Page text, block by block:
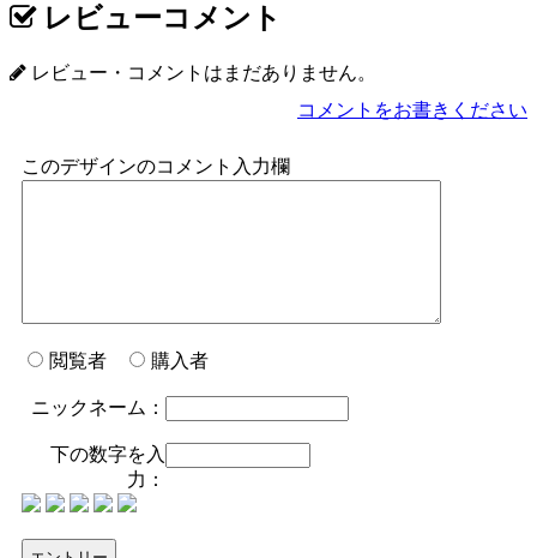
レビューコメント
レビュー・コメントはまだありません。
コメントをお書きください
このデザインのコメント入力欄
閲覧者 購入者
ニックネーム：
下の数字を入
力：